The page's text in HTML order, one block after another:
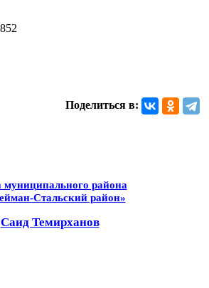
Поделиться в:
муниципального района
Стальский район»
Саид Темирханов